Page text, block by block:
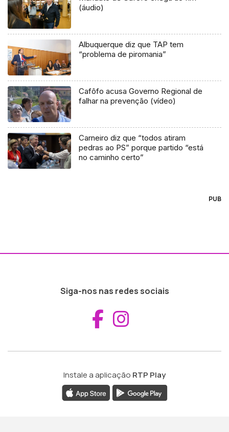
(áudio)
Albuquerque diz que TAP tem
“problema de piromania”
Cafôfo acusa Governo Regional de
falhar na prevenção (vídeo)
Carneiro diz que “todos atiram
pedras ao PS” porque partido “está
no caminho certo”
PUB
Siga-nos nas redes sociais
Aceder ao
Instale a aplicação RTP Play